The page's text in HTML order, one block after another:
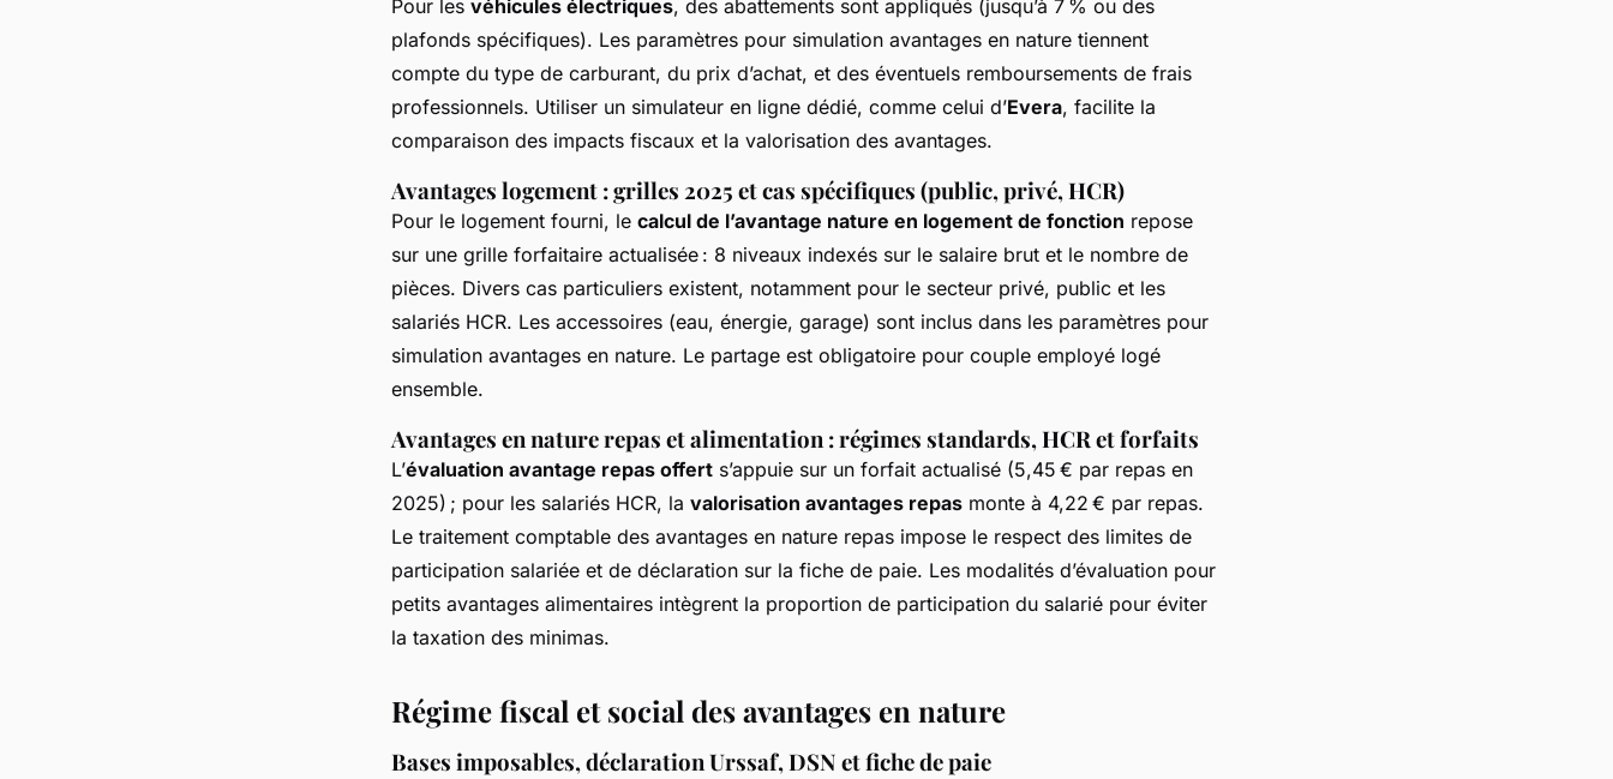
Pour les véhicules électriques, des abattements sont appliqués (jusqu’à 7 % ou des
plafonds spécifiques). Les paramètres pour simulation avantages en nature tiennent
compte du type de carburant, du prix d’achat, et des éventuels remboursements de frais
professionnels. Utiliser un simulateur en ligne dédié, comme celui d’Evera, facilite la
comparaison des impacts fiscaux et la valorisation des avantages.
Avantages logement : grilles 2025 et cas spécifiques (public, privé, HCR)
Pour le logement fourni, le calcul de l’avantage nature en logement de fonction repose
sur une grille forfaitaire actualisée : 8 niveaux indexés sur le salaire brut et le nombre de
pièces. Divers cas particuliers existent, notamment pour le secteur privé, public et les
salariés HCR. Les accessoires (eau, énergie, garage) sont inclus dans les paramètres pour
simulation avantages en nature. Le partage est obligatoire pour couple employé logé
ensemble.
Avantages en nature repas et alimentation : régimes standards, HCR et forfaits
L’évaluation avantage repas offert s’appuie sur un forfait actualisé (5,45 € par repas en
2025) ; pour les salariés HCR, la valorisation avantages repas monte à 4,22 € par repas.
Le traitement comptable des avantages en nature repas impose le respect des limites de
participation salariée et de déclaration sur la fiche de paie. Les modalités d’évaluation pour
petits avantages alimentaires intègrent la proportion de participation du salarié pour éviter
la taxation des minimas.
Régime fiscal et social des avantages en nature
Bases imposables, déclaration Urssaf, DSN et fiche de paie